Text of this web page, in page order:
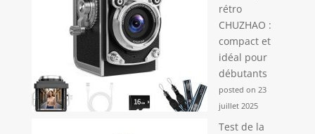
rétro
CHUZHAO :
compact et
idéal pour
débutants
posted on 23
juillet 2025
Test de la